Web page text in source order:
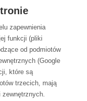
zapewnienia
funkcji (pliki
od podmiotów
(Google
które są
trzecich, mają
zewnętrznych.